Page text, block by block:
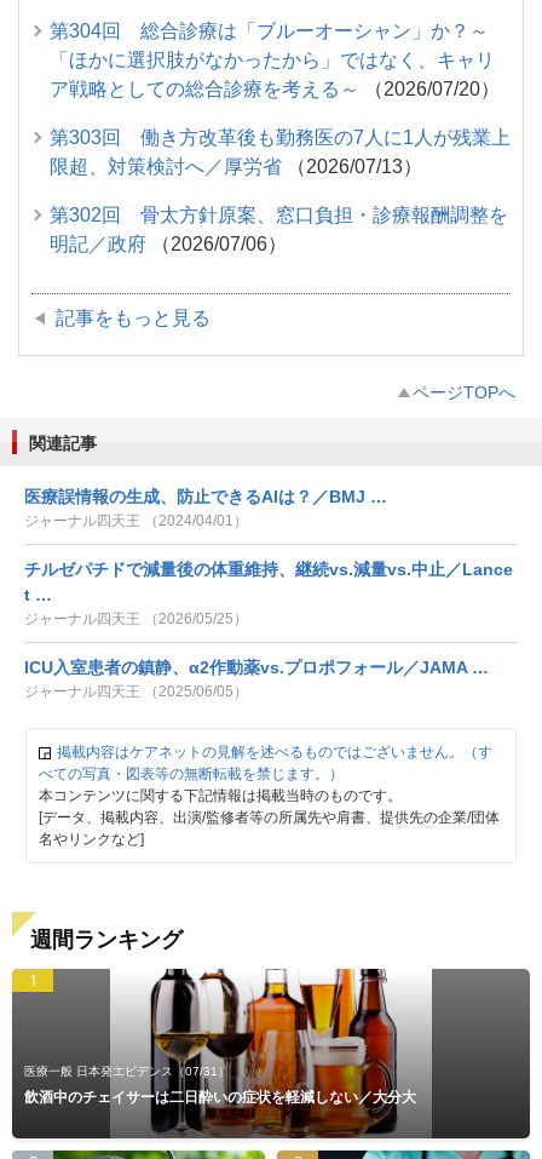
第304回 総合診療は「ブルーオーシャン」か？～
「ほかに選択肢がなかったから」ではなく、キャリ
ア戦略としての総合診療を考える～
（2026/07/20）
第303回 働き方改革後も勤務医の7人に1人が残業上
限超、対策検討へ／厚労省
（2026/07/13）
第302回 骨太方針原案、窓口負担・診療報酬調整を
明記／政府
（2026/07/06）
記事をもっと見る
ページTOPへ
関連記事
医療誤情報の生成、防止できるAIは？／BMJ …
ジャーナル四天王 （2024/04/01）
チルゼパチドで減量後の体重維持、継続vs.減量vs.中止／Lance
t …
ジャーナル四天王 （2026/05/25）
ICU入室患者の鎮静、α2作動薬vs.プロポフォール／JAMA …
ジャーナル四天王 （2025/06/05）
掲載内容はケアネットの見解を述べるものではございません。（す
べての写真・図表等の無断転載を禁じます。）
本コンテンツに関する下記情報は掲載当時のものです。
[データ、掲載内容、出演/監修者等の所属先や肩書、提供先の企業/団体
名やリンクなど]
週間ランキング
1
医療一般 日本発エビデンス （07/31）
飲酒中のチェイサーは二日酔いの症状を軽減しない／大分大